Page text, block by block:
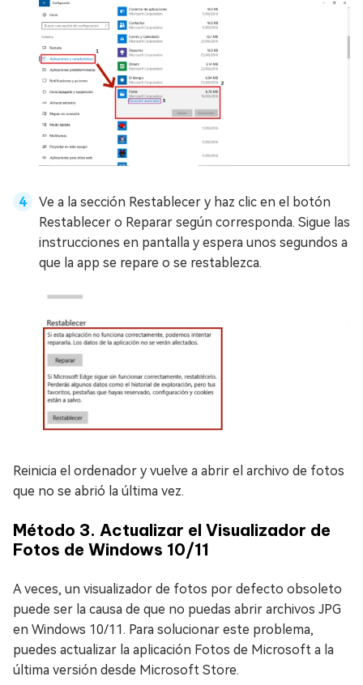
Ve a la sección Restablecer y haz clic en el botón
Restablecer o Reparar según corresponda. Sigue las
instrucciones en pantalla y espera unos segundos a
que la app se repare o se restablezca.
Reinicia el ordenador y vuelve a abrir el archivo de fotos
que no se abrió la última vez.
Método 3. Actualizar el Visualizador de
Fotos de Windows 10/11
A veces, un visualizador de fotos por defecto obsoleto
puede ser la causa de que no puedas abrir archivos JPG
en Windows 10/11. Para solucionar este problema,
puedes actualizar la aplicación Fotos de Microsoft a la
última versión desde Microsoft Store.